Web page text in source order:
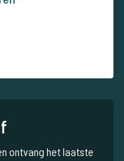
ontvang het laatste